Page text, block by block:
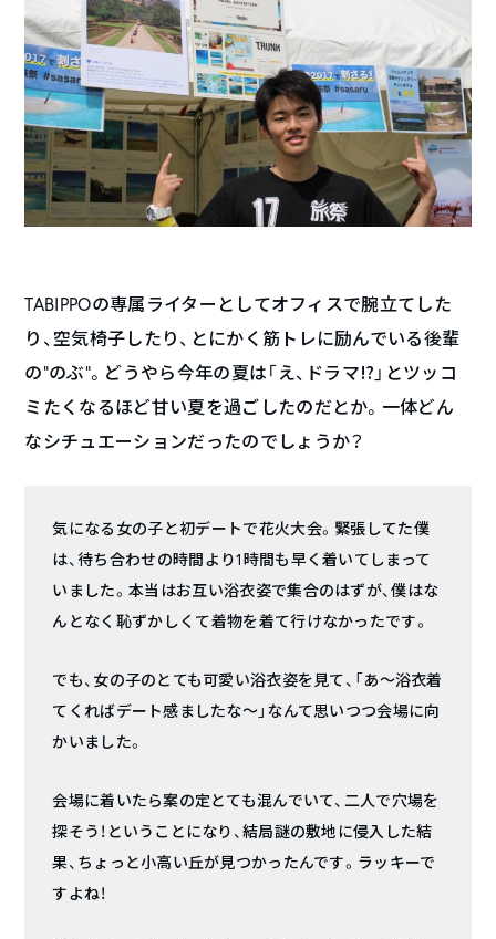
TABIPPOの専属ライターとしてオフィスで腕立てした
り、空気椅子したり、とにかく筋トレに励んでいる後輩
の”のぶ”。どうやら今年の夏は「え、ドラマ⁉︎」とツッコ
ミたくなるほど甘い夏を過ごしたのだとか。一体どん
なシチュエーションだったのでしょうか？
気になる女の子と初デートで花火大会。緊張してた僕
は、待ち合わせの時間より1時間も早く着いてしまって
いました。本当はお互い浴衣姿で集合のはずが、僕はな
んとなく恥ずかしくて着物を着て行けなかったです。
でも、女の子のとても可愛い浴衣姿を見て、「あ〜浴衣着
てくればデート感ましたな〜」なんて思いつつ会場に向
かいました。
会場に着いたら案の定とても混んでいて、二人で穴場を
探そう！ということになり、結局謎の敷地に侵入した結
果、ちょっと小高い丘が見つかったんです。ラッキーで
すよね！